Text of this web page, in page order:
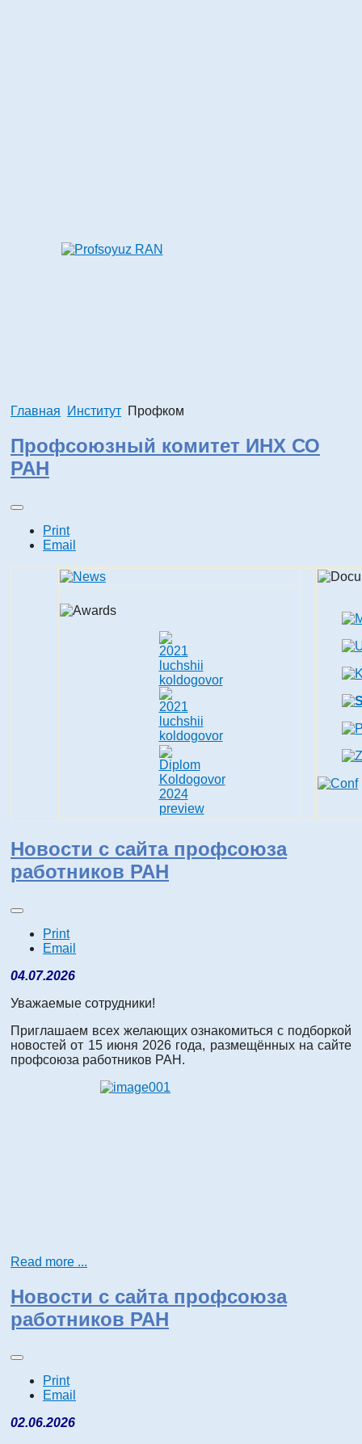
Главная Институт Профком
Профсоюзный комитет ИНХ СО
РАН
Print
Email
Новости с сайта профсоюза
работников РАН
Print
Email
04.07.2026
Уважаемые сотрудники!
Приглашаем всех желающих ознакомиться с подборкой
новостей от 15 июня 2026 года, размещённых на сайте
профсоюза работников РАН.
Read more ...
Новости с сайта профсоюза
работников РАН
Print
Email
02.06.2026